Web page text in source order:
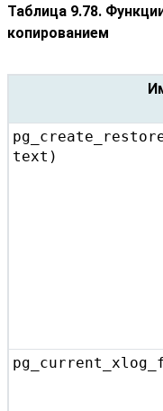
Таблица 9.78.
копированием
text )